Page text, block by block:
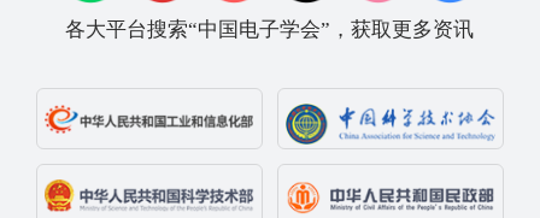
各大平台搜索“中国电子学会”，获取更多资讯